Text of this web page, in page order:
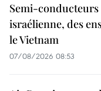
Semi-conducteurs
israélienne, des
le Vietnam
07/08/2026 08:53